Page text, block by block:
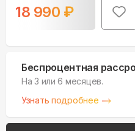
18 990 ₽
Беспроцентная
На 3 или 6 месяцев.
Узнать подробнее